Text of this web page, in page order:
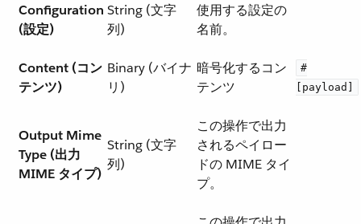
Configuration
(設定)
String (文字
列)
使用する設定の
名前。
Content (コン
テンツ)
Binary (バイナ
リ)
暗号化するコン
テンツ
#
[payload]
Output Mime
Type (出力
MIME タイプ)
String (文字
列)
この操作で出力
されるペイロー
ドの MIME タイ
プ。